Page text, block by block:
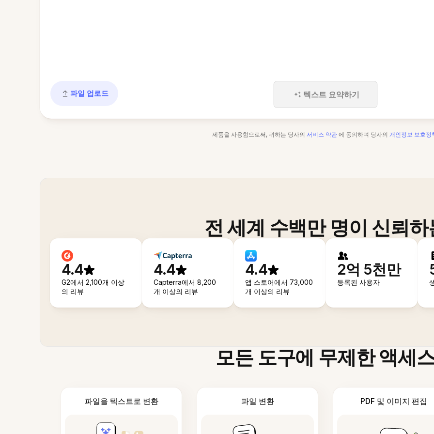
파일 업로드 텍스트 요약하기
제품을 사용함으로써, 귀하는 당사의 서비스 약관 에 동의하며 당사의 개인정보 보호정
전 세계 수백만 명이 신뢰하
4.4
G2에서 2,100개 이상
의 리뷰
4.4
Capterra에서 8,200
개 이상의 리뷰
4.4
앱 스토어에서 73,000
개 이상의 리뷰
2억 5천만
등록된 사용자
모든 도구에 무제한 액세
파일을 텍스트로 변환 파일 변환 PDF 및 이미지 편집